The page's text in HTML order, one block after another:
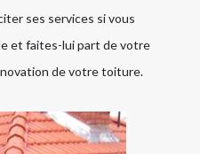
ses services si vous
et faites-lui part de votre
de votre toiture.